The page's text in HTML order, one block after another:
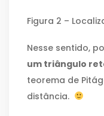
Figura 2 –
Nesse sentido,
um triângulo
teorema de
distância.